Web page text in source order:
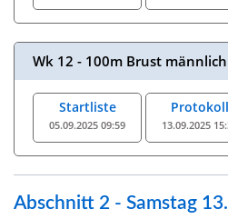
Wk 12 - 100m Brust männlich
Startliste
05.09.2025 09:59
Protokoll
13.09.2025
Abschnitt 2 - Samstag